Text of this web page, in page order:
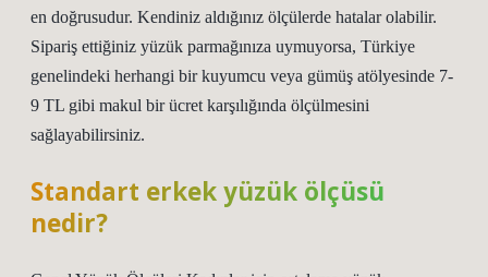
en doğrusudur. Kendiniz aldığınız ölçülerde hatalar olabilir.
Sipariş ettiğiniz yüzük parmağınıza uymuyorsa, Türkiye
genelindeki herhangi bir kuyumcu veya gümüş atölyesinde 7-
9 TL gibi makul bir ücret karşılığında ölçülmesini
sağlayabilirsiniz.
Standart erkek yüzük ölçüsü
nedir?